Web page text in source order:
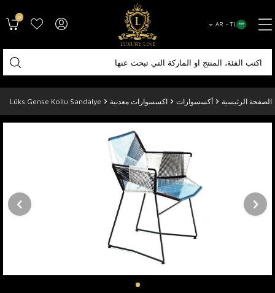
AR − TL
0
الصفحة الرئيسية أكسسوارات اكسسوارات معدنية Lüks Gense Kollu Sandalye